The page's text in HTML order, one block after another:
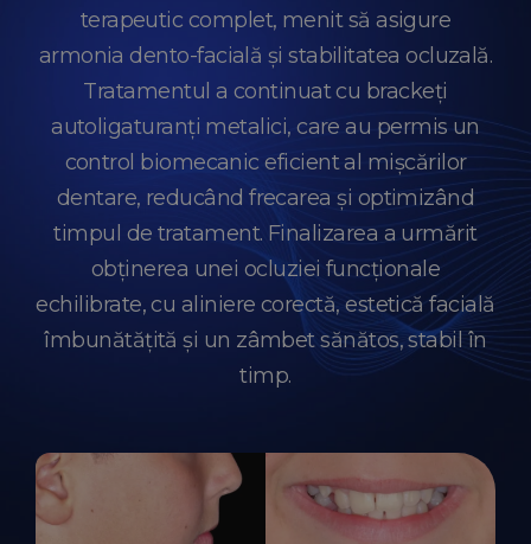
terapeutic complet, menit să asigure
armonia dento-facială și stabilitatea ocluzală.
Tratamentul a continuat cu brackeți
autoligaturanți metalici, care au permis un
control biomecanic eficient al mișcărilor
dentare, reducând frecarea și optimizând
timpul de tratament. Finalizarea a urmărit
obținerea unei ocluziei funcționale
echilibrate, cu aliniere corectă, estetică facială
îmbunătățită și un zâmbet sănătos, stabil în
timp.